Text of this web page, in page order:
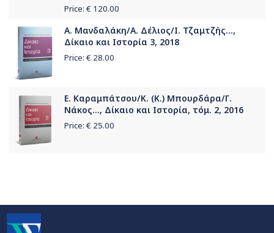
Price: € 120.00
Α. Μανδαλάκη/Α. Δέλιος/Ι. Τζαμτζής...,
Δίκαιο και Ιστορία 3, 2018
Price: € 28.00
Ε. Καραμπάτσου/Κ. (Κ.) Μπουρδάρα/Γ.
Νάκος..., Δίκαιο και Ιστορία, τόμ. 2, 2016
Price: € 25.00